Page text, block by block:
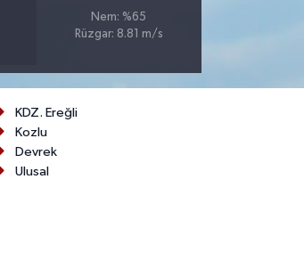
Nem: %65
Rüzgar: 8.81 m/s
KDZ. Ereğli
Kozlu
Devrek
Ulusal